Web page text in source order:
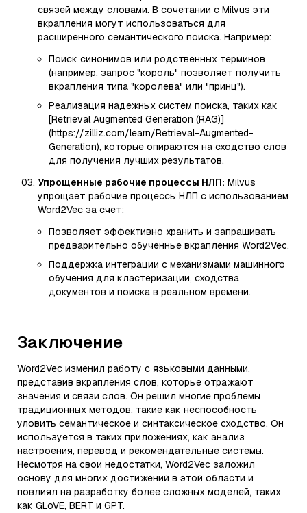
связей между словами. В сочетании с Milvus эти
вкрапления могут использоваться для
расширенного семантического поиска. Например:
Поиск синонимов или родственных терминов
(например, запрос "король" позволяет получить
вкрапления типа "королева" или "принц").
Реализация надежных систем поиска, таких как
[Retrieval Augmented Generation (RAG)]
(https://zilliz.com/learn/Retrieval-Augmented-
Generation), которые опираются на сходство слов
для получения лучших результатов.
Упрощенные рабочие процессы НЛП: Milvus
упрощает рабочие процессы НЛП с использованием
Word2Vec за счет:
Позволяет эффективно хранить и запрашивать
предварительно обученные вкрапления Word2Vec.
Поддержка интеграции с механизмами машинного
обучения для кластеризации, сходства
документов и поиска в реальном времени.
Заключение
Word2Vec изменил работу с языковыми данными,
представив вкрапления слов, которые отражают
значения и связи слов. Он решил многие проблемы
традиционных методов, такие как неспособность
уловить семантическое и синтаксическое сходство. Он
используется в таких приложениях, как анализ
настроения, перевод и рекомендательные системы.
Несмотря на свои недостатки, Word2Vec заложил
основу для многих достижений в этой области и
повлиял на разработку более сложных моделей, таких
как GLoVE, BERT и GPT.